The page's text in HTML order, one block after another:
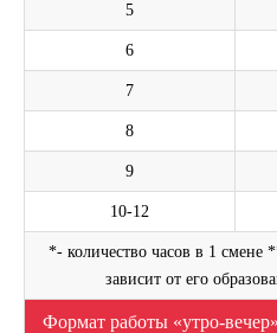
5
6
7
8
9
10-12
*- количество часов в 1 смене
зависит от его
Формат работы «утро-